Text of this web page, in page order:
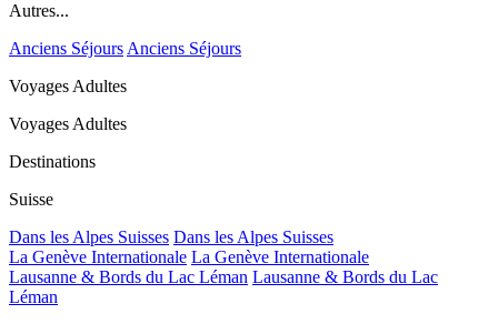
Autres...
Anciens SéjoursAnciens Séjours
Voyages Adultes
Voyages Adultes
Destinations
Suisse
Dans les Alpes Suisses Dans les Alpes Suisses
La Genève Internationale La Genève Internationale
Lausanne & Bords du Lac Léman Lausanne & Bords du Lac
Léman